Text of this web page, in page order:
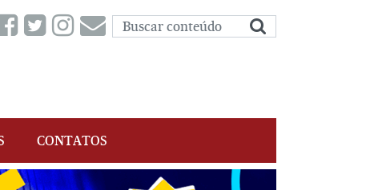
CONTATOS